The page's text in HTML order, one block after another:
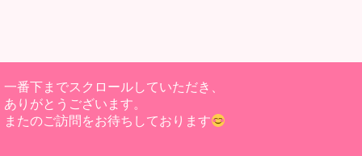
一番下までスクロールしていただき、
ありがとうございます。
またのご訪問をお待ちしております